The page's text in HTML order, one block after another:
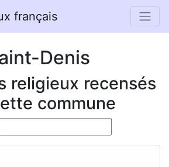
français
Denis
religieux recensés
commune